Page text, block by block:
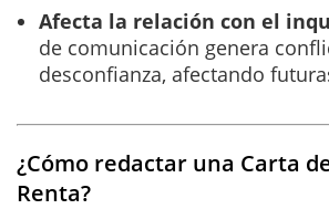
Afecta la relación con el
de comunicación genera
desconfianza, afectando
¿Cómo redactar una Carta
Renta?